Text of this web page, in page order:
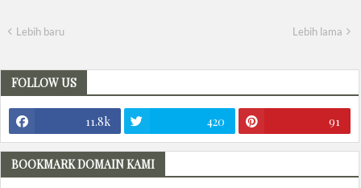
Lebih baru Lebih lama
FOLLOW US
11.8k 420 91
BOOKMARK DOMAIN KAMI